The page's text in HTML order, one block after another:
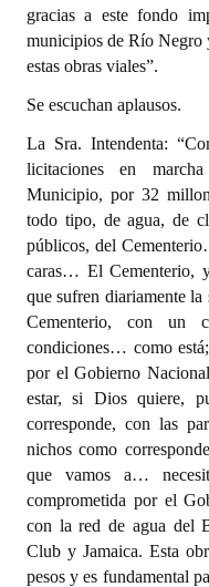
gracias a este fondo
municipios de Río Negro
estas obras viales”.
Se escuchan aplausos.
La Sra. Intendenta:
licitaciones en
Municipio, por 32
todo tipo, de agua, de
públicos, del
caras… El Cementerio,
que sufren diariamente
Cementerio, con un
condiciones… como
por el Gobierno
estar, si Dios quiere,
corresponde, con las
nichos como
que vamos a…
comprometida por el
con la red de agua del
Club y Jamaica. Esta
pesos y es fundamental